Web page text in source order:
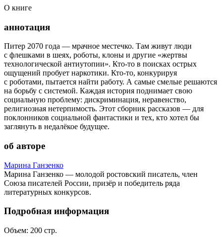
О книге
аннотация
Питер 2070 года — мрачное местечко. Там живут люди
с флешками в шеях, роботы, клоны и другие «жертвы
технологической антиутопии». Кто-то в поисках острых
ощущений пробует наркотики. Кто-то, конкурируя
с роботами, пытается найти работу. А самые смелые решаются
на борьбу с системой. Каждая история поднимает свою
социальную проблему: дискриминация, неравенство,
религиозная нетерпимость. Этот сборник рассказов — для
поклонников социальной фантастики и тех, кто хотел бы
заглянуть в недалёкое будущее.
об авторе
Марина Ганзенко
Марина Ганзенко — молодой ростовский писатель, член
Союза писателей России, призёр и победитель ряда
литературных конкурсов.
Подробная информация
Объем: 200 стр.